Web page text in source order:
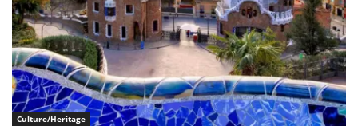
Culture/Heritage